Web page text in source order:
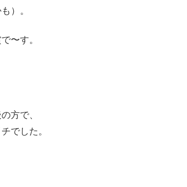
）。
〜す。
方で、
でした。